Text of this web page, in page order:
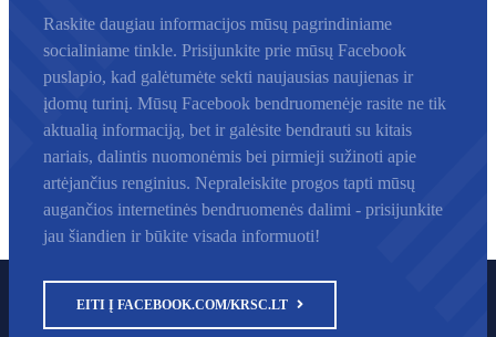
Raskite daugiau informacijos mūsų pagrindiniame
socialiniame tinkle. Prisijunkite prie mūsų Facebook
puslapio, kad galėtumėte sekti naujausias naujienas ir
įdomų turinį. Mūsų Facebook bendruomenėje rasite ne tik
aktualią informaciją, bet ir galėsite bendrauti su kitais
nariais, dalintis nuomonėmis bei pirmieji sužinoti apie
artėjančius renginius. Nepraleiskite progos tapti mūsų
augančios internetinės bendruomenės dalimi - prisijunkite
jau šiandien ir būkite visada informuoti!
EITI Į FACEBOOK.COM/KRSC.LT